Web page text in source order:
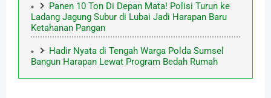
Panen 10 Ton Di Depan Mata! Polisi Turun ke
Ladang Jagung Subur di Lubai Jadi Harapan Baru
Ketahanan Pangan
Hadir Nyata di Tengah Warga Polda Sumsel
Bangun Harapan Lewat Program Bedah Rumah